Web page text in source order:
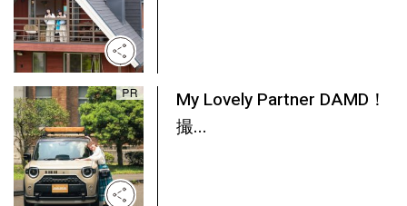
My Lovely Partner DAMD！
撮...